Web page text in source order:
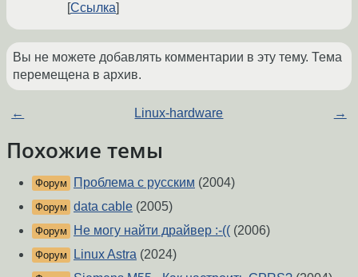
Ссылка
Вы не можете добавлять комментарии в эту тему. Тема
перемещена в архив.
← Linux-hardware →
Похожие темы
Форум Проблема с русским (2004)
Форум data cable (2005)
Форум Не могу найти драйвер :-(( (2006)
Форум Linux Astra (2024)